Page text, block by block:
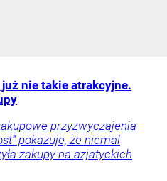
nie takie atrakcyjne.
przyzwyczajenia
pokazuje, że niemal
zakupy na azjatyckich